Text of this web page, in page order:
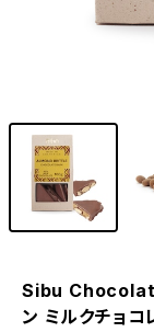
Sibu Chocolate
ン ミルクチョ